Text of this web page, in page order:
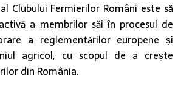
Clubului Fermierilor Români este să
a membrilor săi în procesul de
a reglementărilor europene și
agricol, cu scopul de a crește
din România.